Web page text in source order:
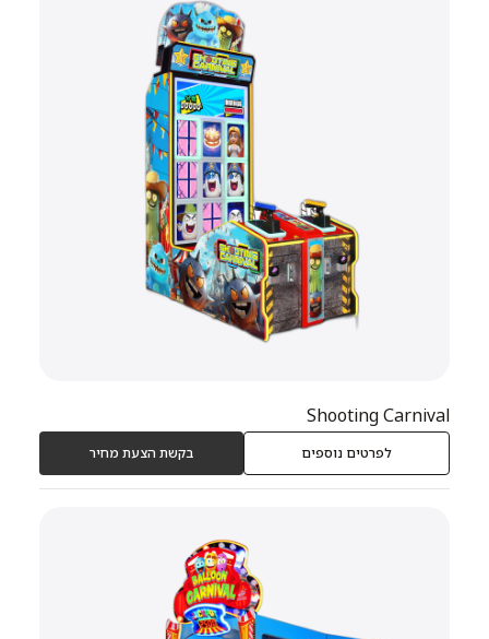
Shooting Carnival
לפרטים נוספים בקשת הצעת מחיר